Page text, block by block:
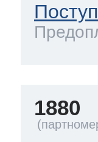
1880